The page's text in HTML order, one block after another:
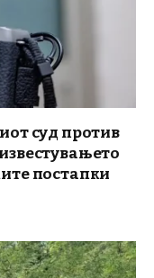
суд против
постапки